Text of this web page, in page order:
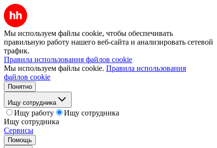
Мы используем файлы cookie, чтобы обеспечивать
правильную работу нашего веб-сайта и анализировать сетевой
трафик.
Правила использования файлов cookie
Мы используем файлы cookie. Правила использования
файлов cookie
Понятно
Ищу сотрудника
Ищу работу
Ищу сотрудника
Ищу сотрудника
Сервисы
Помощь